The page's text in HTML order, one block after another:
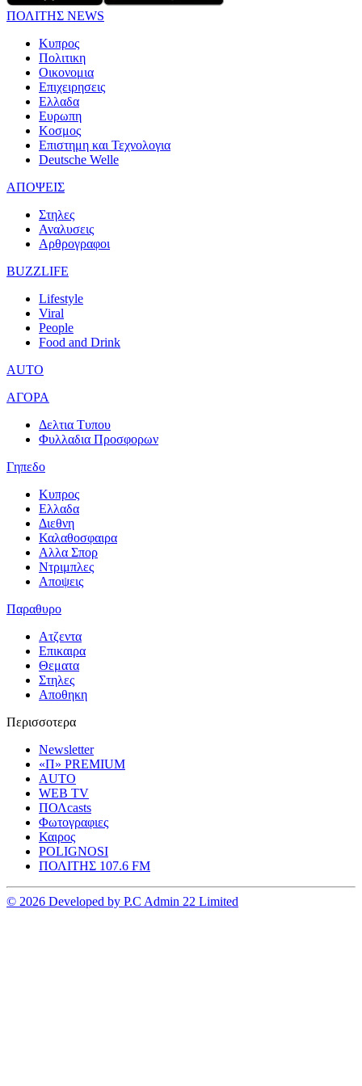
ΠΟΛΙΤΗΣ NEWS
Κυπρος
Πολιτικη
Οικονομια
Επιχειρησεις
Ελλαδα
Ευρωπη
Κοσμος
Επιστημη και Τεχνολογια
Deutsche Welle
ΑΠΟΨΕΙΣ
Στηλες
Αναλυσεις
Αρθρογραφοι
BUZZLIFE
Lifestyle
Viral
People
Food and Drink
AUTO
ΑΓΟΡΑ
Δελτια Τυπου
Φυλλαδια Προσφορων
Γηπεδο
Κυπρος
Ελλαδα
Διεθνη
Καλαθοσφαιρα
Αλλα Σπορ
Ντριμπλες
Αποψεις
Παραθυρο
Ατζεντα
Επικαιρα
Θεματα
Στηλες
Αποθηκη
Περισσοτερα
Newsletter
«Π» PREMIUM
AUTO
WEB TV
ΠΟΛcasts
Φωτογραφιες
Καιρος
POLIGNOSI
ΠΟΛΙΤΗΣ 107.6 FM
© 2026 Developed by P.C Admin 22 Limited